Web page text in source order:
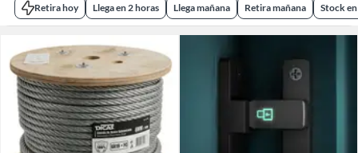
Retira hoy Llega en 2 horas Llega mañana Retira mañana Stock